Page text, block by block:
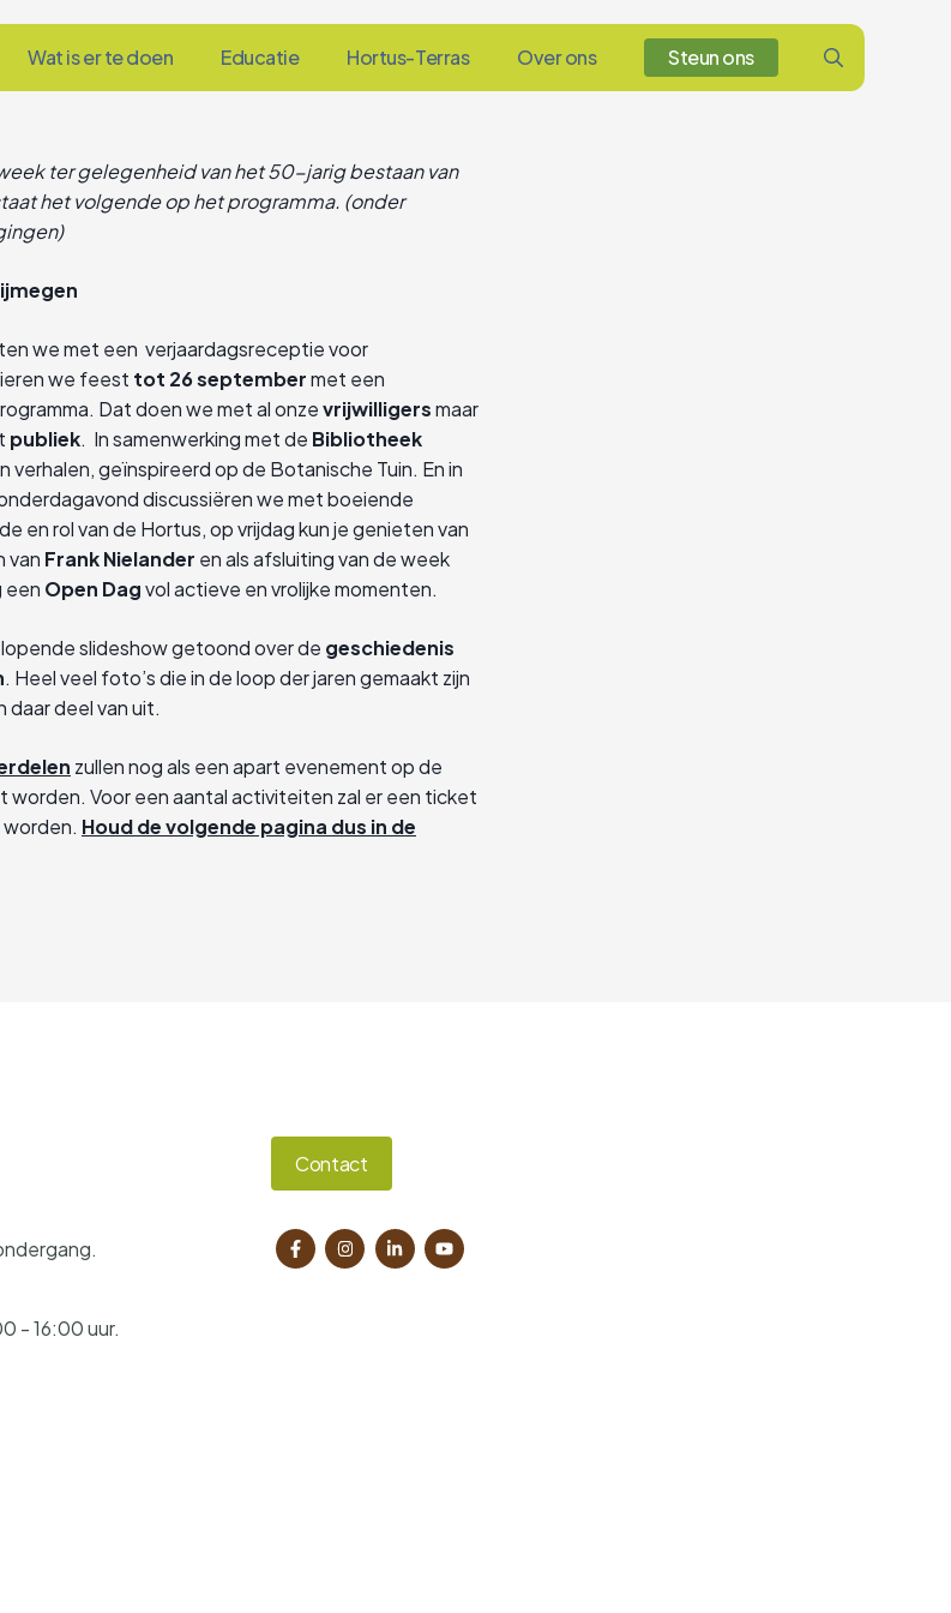
Wat is er te doen Educatie Hortus-Terras Over ons
Steun ons
ter gelegenheid van het 50-jarig bestaan van
het volgende op het programma. (onder
we met een verjaardagsreceptie voor
we feest tot 26 septembermet een
Dat doen we met al onzevrijwilligersmaar
publiek. In samenwerking met de Bibliotheek
verhalen, geïnspireerd op de Botanische Tuin. En in
discussiëren we met boeiende
en rol van de Hortus, op vrijdag kun je genieten van
van Frank Nielander en als afsluiting van de week
een Open Dagvol actieve en vrolijke momenten.
slideshow getoond over de geschiedenis
. Heel veel foto’s die in de loop der jaren gemaakt zijn
daar deel van uit.
zullen nog als een apart evenement op de
worden. Voor een aantal activiteiten zal er een ticket
Houd de volgende pagina dus in de
- 16:00 uur.
Contact